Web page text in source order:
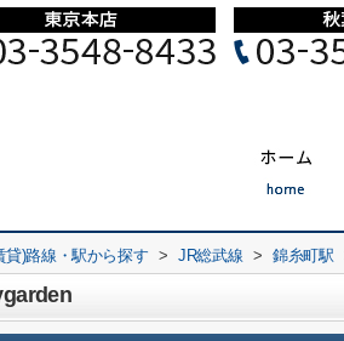
貸)路線・駅から探す > JR総武線 > 錦糸町駅